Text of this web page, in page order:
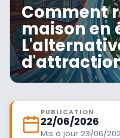
Comment
maison en
PUBLICATION
22/06/2026
Mis à jour 23/06/